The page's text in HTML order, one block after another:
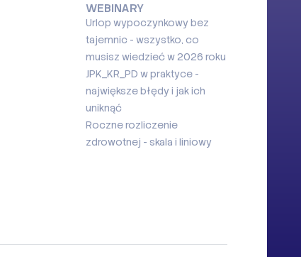
WEBINARY
Urlop wypoczynkowy bez
tajemnic - wszystko, co
musisz wiedzieć w 2026 roku
JPK_KR_PD w praktyce -
największe błędy i jak ich
uniknąć
Roczne rozliczenie
zdrowotnej - skala i liniowy